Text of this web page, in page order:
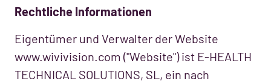
Rechtliche Informationen
Eigentümer und Verwalter der Website
www.wivivision.com ("Website") ist E-HEALTH
TECHNICAL SOLUTIONS, SL, ein nach